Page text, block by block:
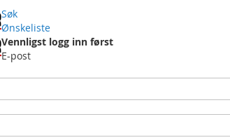
Søk
Ønskeliste
Vennligst logg inn først
E-post